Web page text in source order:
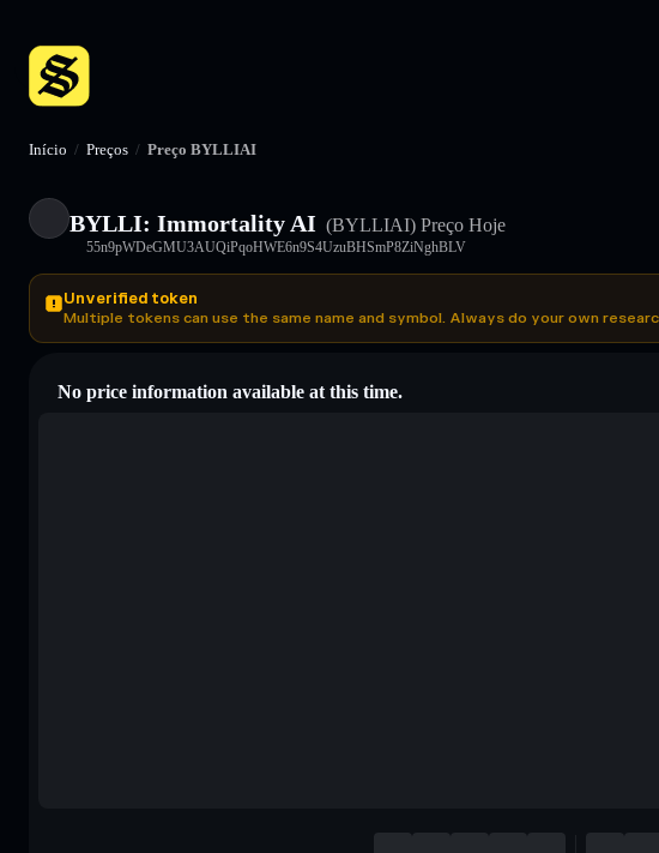
Início / Preços / Preço BYLLIAI
BYLLI: Immortality AI (BYLLIAI) Preço Hoje
55n9pWDeGMU3AUQiPqoHWE6n9S4UzuBHSmP8ZiNghBLV
Unverified token
Multiple tokens can use the same name and symbol. Always do your own
No price information available at this time.